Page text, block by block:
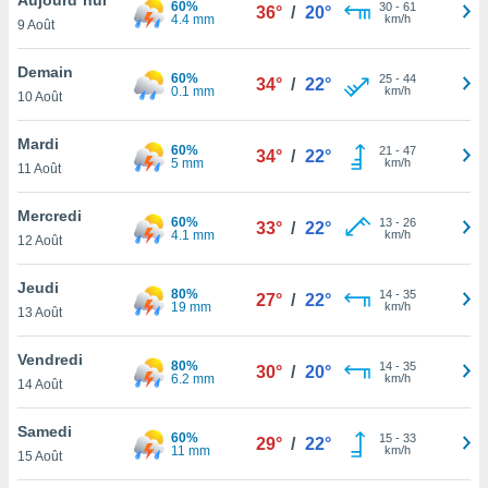
et
»,
au
vous
qu'ils
ou
le
ainsi
un
la
du
9 Août
60%
4.4 mm
36° / 20° 30- 61
km/h
Demain
10 Août
60%
0.1 mm
34° / 22° 25- 44
km/h
Mardi
11 Août
60%
5 mm
34° / 22° 21 - 47
km/h
Mercredi
12 Août
60%
4.1 mm
33° / 22° 13- 26
km/h
Jeudi
13 Août
80%
19 mm
27° / 22° 14- 35
km/h
Vendredi
14 Août
80%
6.2 mm
30° / 20° 14- 35
km/h
Samedi
15 Août
60%
11 mm
29° / 22° 15- 33
km/h